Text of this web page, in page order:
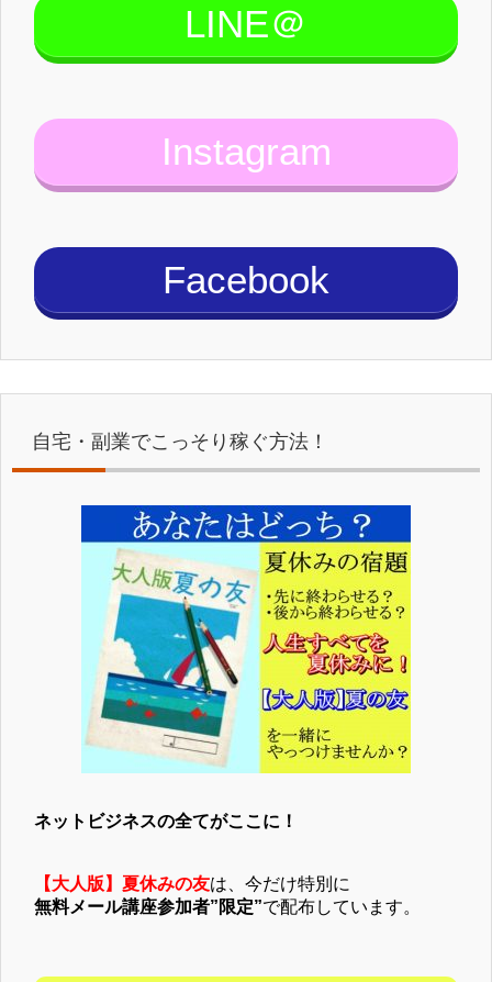
LINE＠
Instagram
Facebook
自宅・副業でこっそり稼ぐ方法！
ネットビジネスの全てがここに！
【大人版】夏休みの友は、今だけ特別に
無料メール講座参加者”限定”で配布しています。